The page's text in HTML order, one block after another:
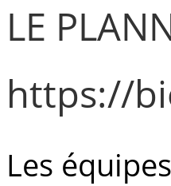
LE
https://
Les